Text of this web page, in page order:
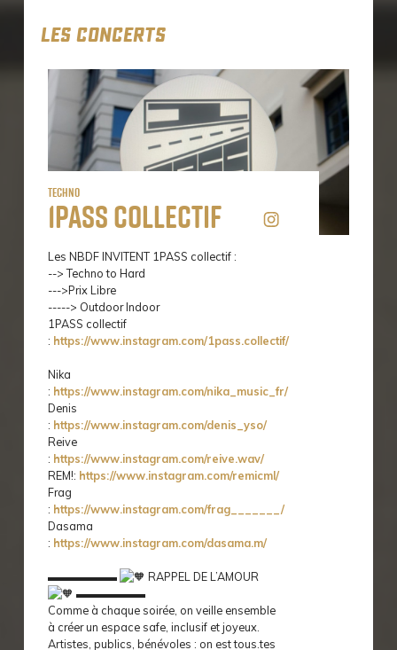
LES CONCERTS
Techno
1PASS Collectif
Les NBDF INVITENT 1PASS collectif :
--> Techno to Hard
--->Prix Libre
-----> Outdoor Indoor
1PASS collectif
: https://www.instagram.com/1pass.collectif/
Nika
: https://www.instagram.com/nika_music_fr/
Denis
: https://www.instagram.com/denis_yso/
Reive
: https://www.instagram.com/reive.wav/
REM!: https://www.instagram.com/remicml/
Frag
: https://www.instagram.com/frag_______/
Dasama
: https://www.instagram.com/dasama.m/
▬▬▬▬▬▬
RAPPEL DE L’AMOUR
▬▬▬▬▬▬
Comme à chaque soirée, on veille ensemble
à créer un espace safe, inclusif et joyeux.
Artistes, publics, bénévoles : on est tous.tes